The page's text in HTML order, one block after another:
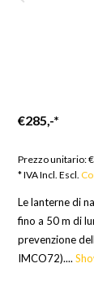
€285,-*
Prezzo unitario:
* IVA Incl. Escl.
Le lanterne di
fino a 50 m di
prevenzione
IMCO72)....